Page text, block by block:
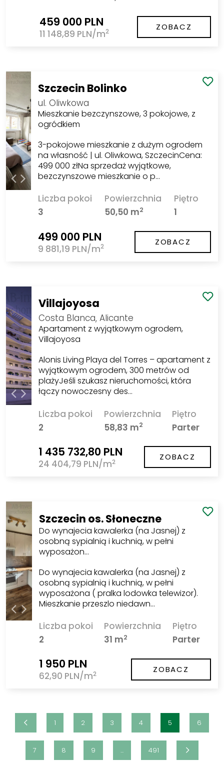
459 000 PLN
11 148,89 PLN/m2 ZOBACZ
Szczecin Bolinko
ul. Oliwkowa
Mieszkanie bezczynszowe, 3 pokojowe, z
ogródkiem
3-pokojowe mieszkanie z dużym ogrodem
na własność | ul. Oliwkowa, SzczecinCena:
499 000 złNa sprzedaż wyjątkowe,
bezczynszowe mieszkanie o p…
Liczba pokoi
3
Powierzchnia
50,50 m2
Piętro
1
499 000 PLN
9 881,19 PLN/m2 ZOBACZ
Villajoyosa
Costa Blanca, Alicante
Apartament z wyjątkowym ogrodem,
Villajoyosa
Alonis Living Playa del Torres – apartament z
wyjątkowym ogrodem, 300 metrów od
plażyJeśli szukasz nieruchomości, która
łączy nowoczesny des…
Liczba pokoi
2
Powierzchnia
58,83 m2
Piętro
Parter
1 435 732,80 PLN
24 404,79 PLN/m2 ZOBACZ
Szczecin os. Słoneczne
Do wynajecia kawalerka (na Jasnej) z
osobną sypialnią i kuchnią, w pełni
wyposażon…
Do wynajecia kawalerka (na Jasnej) z
osobną sypialnią i kuchnią, w pełni
wyposażona ( pralka lodowka telewizor).
Mieszkanie przeszlo niedawn…
Liczba pokoi
2
Powierzchnia
31 m2
Piętro
Parter
1 950 PLN
62,90 PLN/m2 ZOBACZ
1 2 3 4 5 6
7 8 9 ... 491